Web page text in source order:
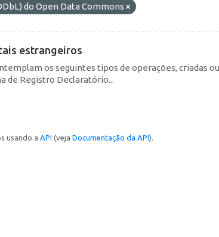
do Open Data Commons
estrangeiros
os seguintes tipos de operações, criadas
de Registro Declaratório...
usando a API (veja Documentação da API).